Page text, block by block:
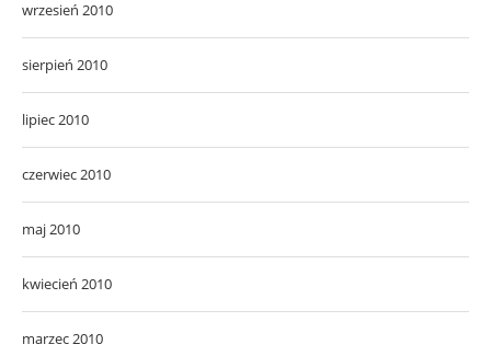
wrzesień 2010
sierpień 2010
lipiec 2010
czerwiec 2010
maj 2010
kwiecień 2010
marzec 2010